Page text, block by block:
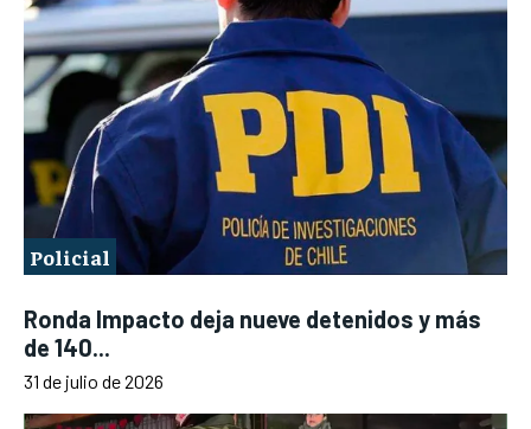
Policial
Ronda Impacto deja nueve detenidos y más
de 140...
31 de julio de 2026